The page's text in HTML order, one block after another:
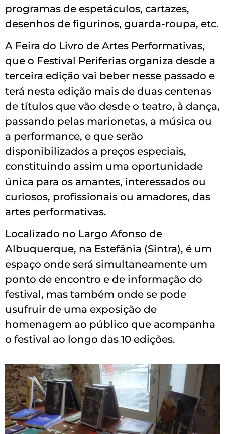
programas de espetáculos, cartazes,
desenhos de figurinos, guarda-roupa, etc.
A Feira do Livro de Artes Performativas,
que o Festival Periferias organiza desde a
terceira edição vai beber nesse passado e
terá nesta edição mais de duas centenas
de títulos que vão desde o teatro, à dança,
passando pelas marionetas, a música ou
a performance, e que serão
disponibilizados a preços especiais,
constituindo assim uma oportunidade
única para os amantes, interessados ou
curiosos, profissionais ou amadores, das
artes performativas.
Localizado no Largo Afonso de
Albuquerque, na Estefânia (Sintra), é um
espaço onde será simultaneamente um
ponto de encontro e de informação do
festival, mas também onde se pode
usufruir de uma exposição de
homenagem ao público que acompanha
o festival ao longo das 10 edições.